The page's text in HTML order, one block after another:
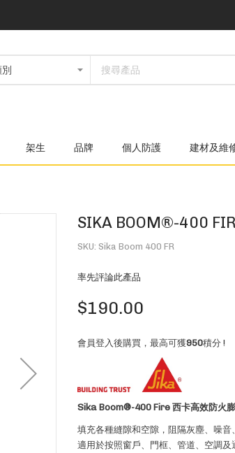
架生 品牌 個人防護 建材及維
SIKA BOOM®-400
SKU Sika Boom 400 FR
率先評論此產品
$190.00
會員登入後購買，最高可獲950積分 !
Sika Boom®-400 Fire 西卡高效防火
填充各種縫隙和空隙，阻隔灰塵、噪音
適用於按照窗戶、門框、管道、空調